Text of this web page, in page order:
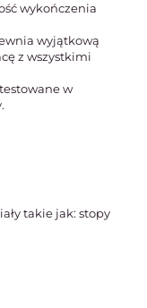
wykończenia
wyjątkową
z wszystkimi
w
takie jak: stopy